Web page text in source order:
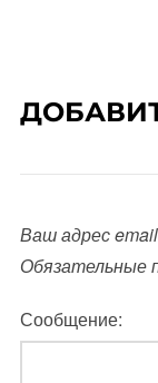
Ваш адрес
Обязательные
Сообщение: